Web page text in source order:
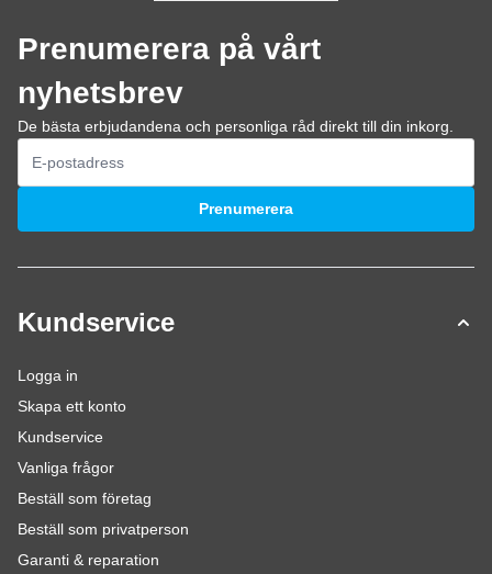
Prenumerera på vårt
nyhetsbrev
De bästa erbjudandena och personliga råd direkt till din inkorg.
E-postadress
Prenumerera
Kundservice
Logga in
Skapa ett konto
Kundservice
Vanliga frågor
Beställ som företag
Beställ som privatperson
Garanti & reparation